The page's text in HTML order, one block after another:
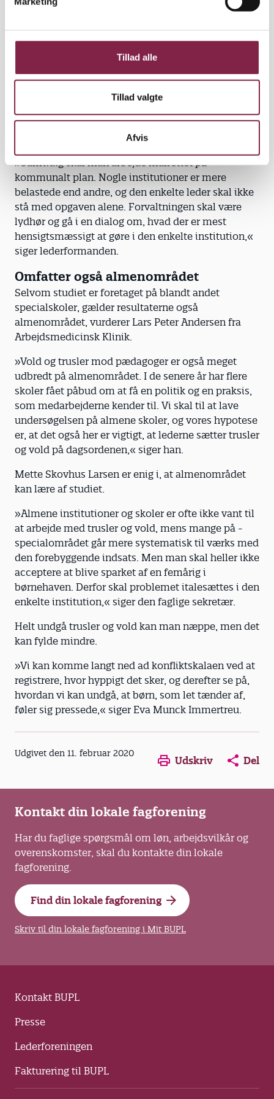
Tillad alle
Tillad valgte
Afvis
om at skulle tage en svær samtale med forældrene.
pædagoger har et tillidsforhold. Lederen skal være
med til at sikre, at konflikten lander på en måde, så
Lederen har også en opgave med at tage hændelsen
Det kan for eksempel være ved at spørge: Er der en
måde, vi kan arbejde på, så det ikke sker igen?
»Samtidig skal man arbejde­ målrettet på
kommunalt plan. Nogle institutioner er mere
belastede end andre, og den enkelte leder skal ikke
stå med opgaven alene. Forvaltningen skal være
lydhør og gå i en dialog om, hvad der er mest
hensigtsmæssigt at gøre i den enkelte institution,«
siger lederformanden.
Omfatter også almenområdet
Selvom studiet er foretaget på blandt andet
specialskoler, gælder resultaterne også
almenområdet, vurderer Lars Peter Andersen fra
Arbejdsmedicinsk Klinik.
»Vold og trusler mod pædagoger er også meget
udbredt på almenområdet. I de senere år har flere
skoler fået påbud om at få en politik og en praksis,
som medarbejderne kender til. Vi skal til at lave
undersøgelsen på almene skoler, og vores hypotese
er, at det også her er vigtigt, at lederne sætter trusler
og vold på dagsordenen,« siger han.
Mette Skovhus Larsen er enig i, at almenområdet
kan lære af studiet.
»Almene institutioner og skoler er ofte ikke vant til
at arbejde med trusler og vold, mens mange på ­
specialområdet går mere syste­matisk til værks med
den fore­byggende indsats. Men man skal ­heller ikke
acceptere at blive sparket af en femårig i
børnehaven. Derfor skal problemet italesættes i den
­enkelte institution,« siger den faglige sekretær.
Helt undgå trusler og vold kan man næppe, men det
kan fylde mindre.
»Vi kan komme langt ned ad ­konfliktskalaen ved at
registrere, hvor hyppigt det sker, og derefter se på,
hvordan vi kan undgå, at børn, som let tænder af,
føler sig ­pressede,« ­siger Eva Munck ­Immertreu.
Udgivet den 11. februar 2020 Opens in a new window
Opens in a new
Opens in
Udskriv Del
Kontakt din lokale fagforening
Har du faglige spørgsmål om løn, arbejdsvilkår og
overenskomster, skal du kontakte din lokale
fagforening.
Find din lokale fagforening
Skriv til din lokale fagforening i Mit BUPL
Kontakt BUPL
Presse
Lederforeningen
Fakturering til BUPL